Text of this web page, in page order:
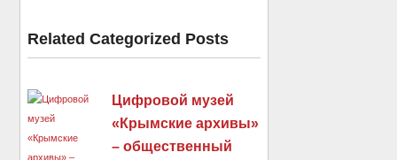
Related Categorized Posts
Цифровой музей
«Крымские архивы»
– общественный